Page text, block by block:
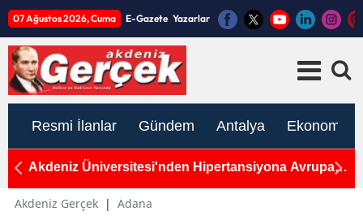
07 Ağustos 2026, Cuma E-Gazete Yazarlar
Resmi İlanlar Gündem Antalya Ekonomi
Akdeniz Üniversitesi'nden Hipertansiyona Avrupa
Akdeniz Gerçek | Adana